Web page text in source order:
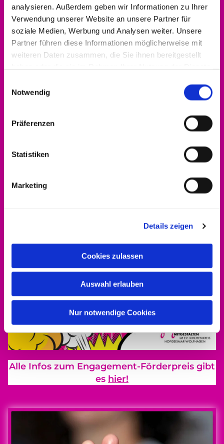
analysieren. Außerdem geben wir Informationen zu Ihrer
Verwendung unserer Website an unsere Partner für
soziale Medien, Werbung und Analysen weiter. Unsere
Partner führen diese Informationen möglicherweise mit
weiteren Daten zusammen, die Sie ihnen bereitgestellt
Notwendig
Präferenzen
Statistiken
Marketing
Details zeigen
Cookies zulassen
Auswahl erlauben
Nur notwendige Cookies
Kontakt aufnehmen
0561 937821-440
dekanat.hofgeismar-wolfhagen@ekkw.de
Alle Infos zum Engagement-Förderpreis gibt
es hier!